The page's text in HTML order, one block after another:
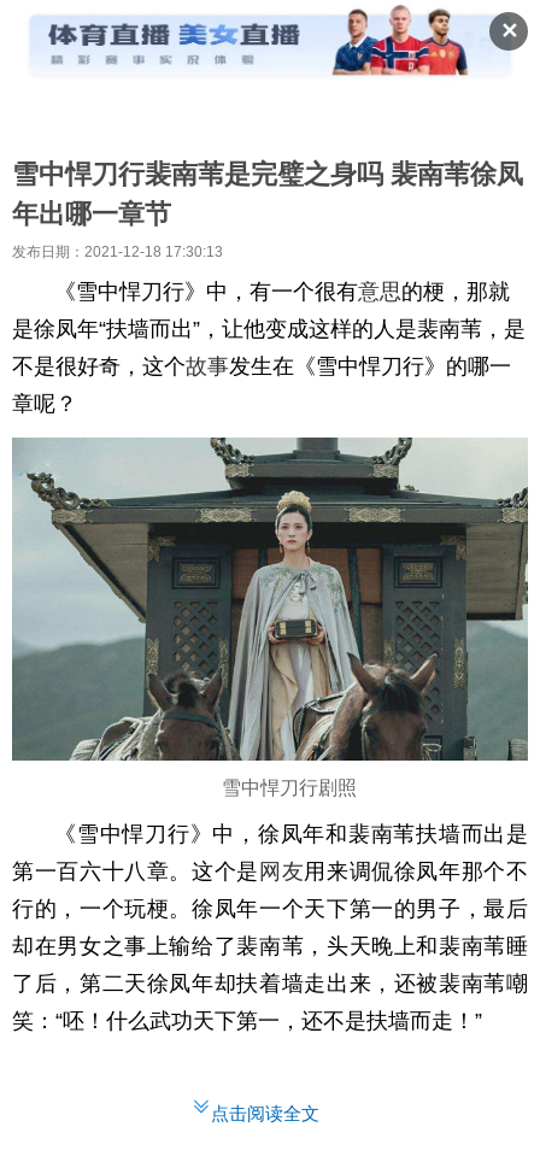
✕
雪中悍刀行裴南苇是完璧之身吗 裴南苇徐凤
年出哪一章节
发布日期：2021-12-18 17:30:13
《雪中悍刀行》中，有一个很有意思的梗，那就
是徐凤年“扶墙而出”，让他变成这样的人是裴南苇，是
不是很好奇，这个故事发生在《雪中悍刀行》的哪一
章呢？
雪中悍刀行剧照
《雪中悍刀行》中，徐凤年和裴南苇扶墙而出是
第一百六十八章。这个是 网友用来调侃徐凤年那个不
行的，一个玩梗。徐凤年一个天下第一的男子，最后
却在男女之事上输给了裴南苇，头天晚上和裴南苇睡
了后，第二天徐凤年却扶着墙走出来，还被裴南苇嘲
笑：“呸！什么武功天下第一，还不是扶墙而走！”
点击阅读全文